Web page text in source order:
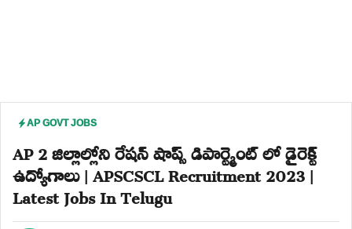
AP GOVT JOBS
AP 2 జిల్లాల్లోని రేషన్ షాప్స్ డిపార్ట్మెంట్ లో డైరెక్ట్
ఉద్యోగాలు | APSCSCL Recruitment 2023 |
Latest Jobs In Telugu